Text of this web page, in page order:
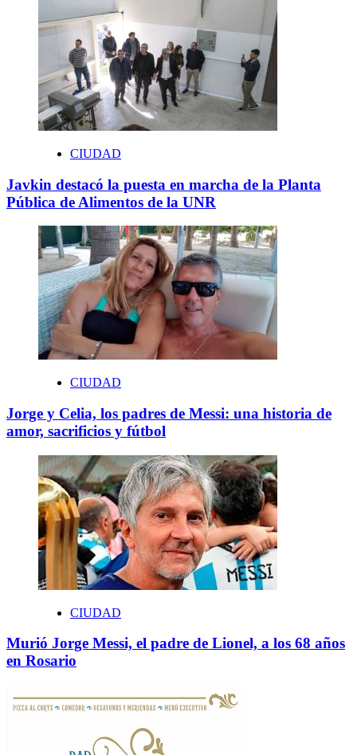
CIUDAD
Javkin destacó la puesta en marcha de la Planta
Pública de Alimentos de la UNR
CIUDAD
Jorge y Celia, los padres de Messi: una historia de
amor, sacrificios y fútbol
CIUDAD
Murió Jorge Messi, el padre de Lionel, a los 68 años
en Rosario